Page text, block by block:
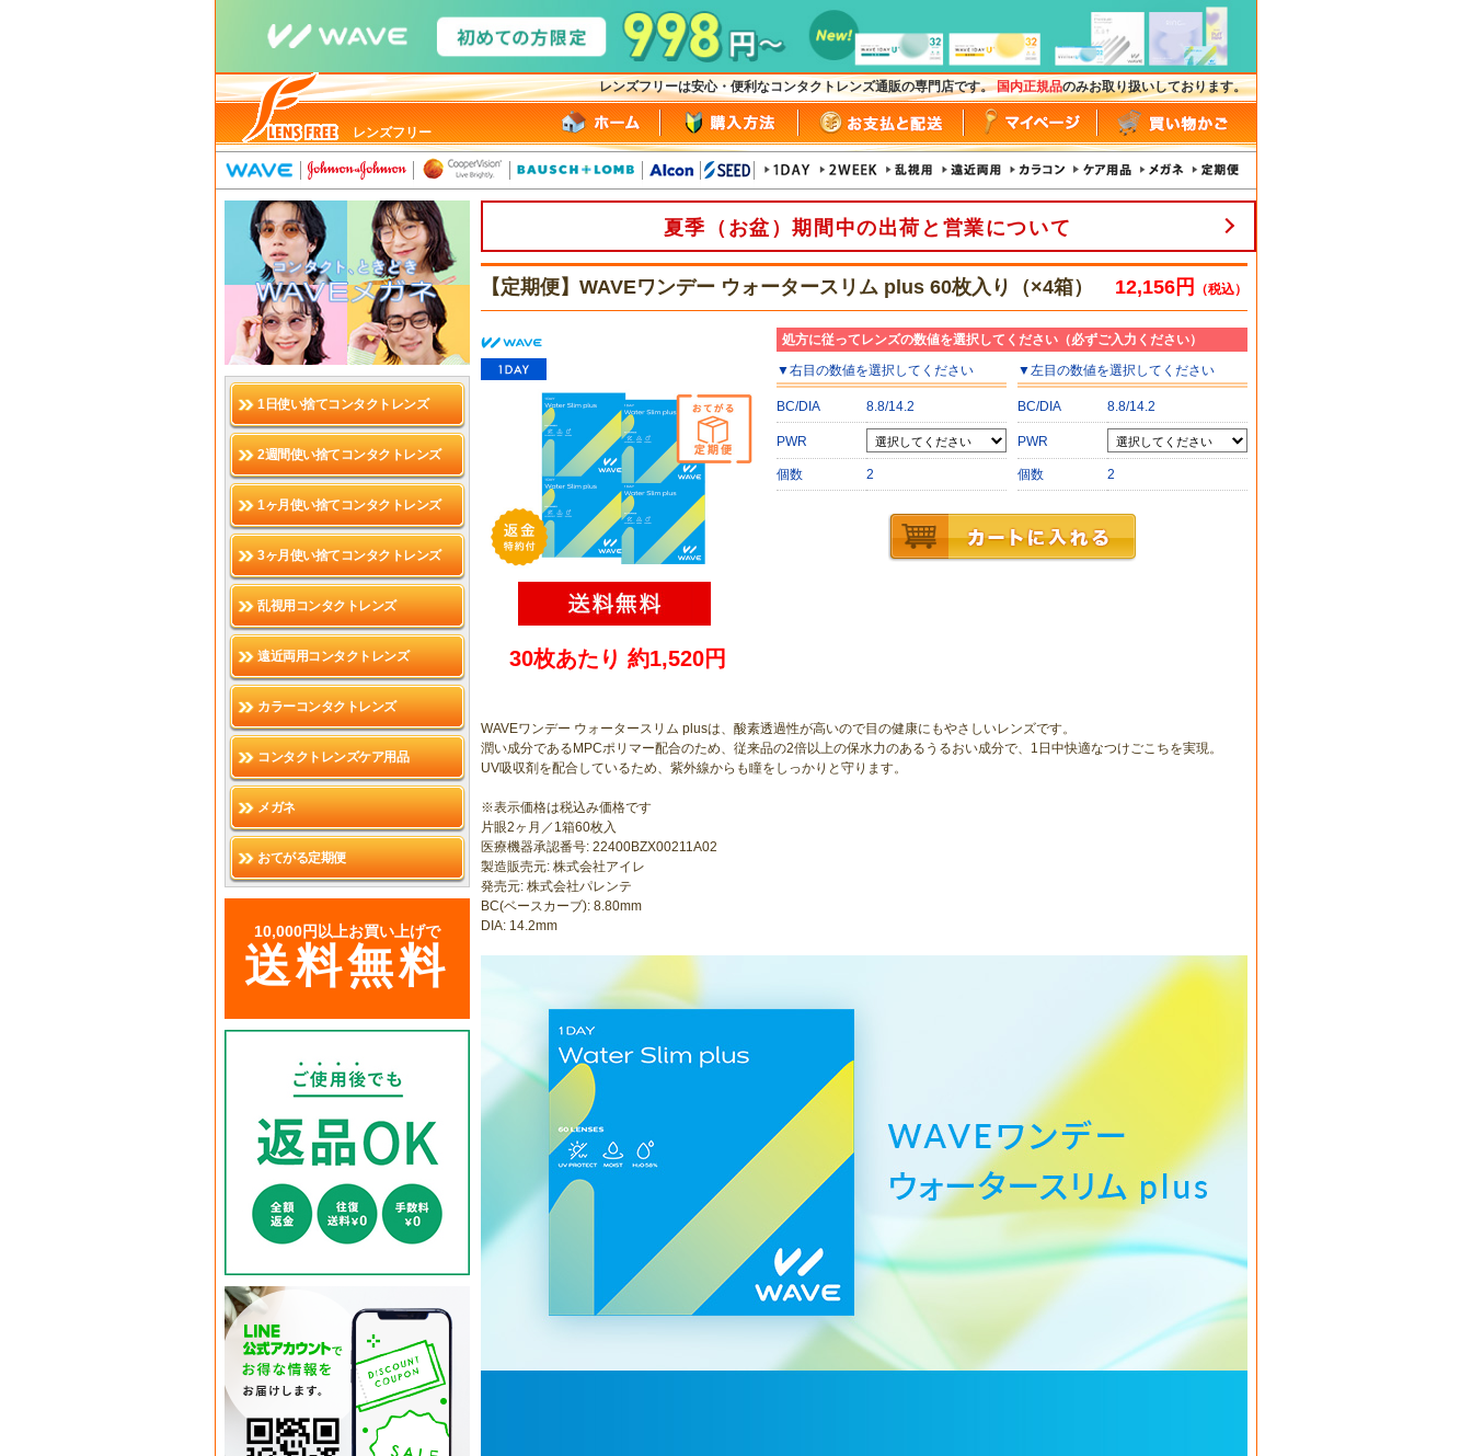
レンズフリーは安心・便利なコンタクトレンズ通販の専門店です。国内正規品のみお取り扱いしております。
レンズフリー
1日使い捨てコンタクトレンズ
2週間使い捨てコンタクトレンズ
1ヶ月使い捨てコンタクトレンズ
3ヶ月使い捨てコンタクトレンズ
乱視用コンタクトレンズ
遠近両用コンタクトレンズ
カラーコンタクトレンズ
コンタクトレンズケア用品
メガネ
おてがる定期便
10,000円以上お買い上げで
送料無料
夏季（お盆）期間中の出荷と営業について
【定期便】WAVEワンデー ウォータースリム plus 60枚入り（×4箱） 12,156円 （税込）
30枚あたり 約1,520円
処方に従ってレンズの数値を選択してください（必ずご入力ください）
▼右目の数値を選択してください
BC/DIA 8.8/14.2
PWR
個数 2
▼左目の数値を選択してください
BC/DIA 8.8/14.2
PWR
個数 2
WAVEワンデー ウォータースリム plusは、酸素透過性が高いので目の健康にもやさしいレンズです。
潤い成分であるMPCポリマー配合のため、従来品の2倍以上の保水力のあるうるおい成分で、1日中快適なつけごこちを実現。
UV吸収剤を配合しているため、紫外線からも瞳をしっかりと守ります。
※表示価格は税込み価格です
片眼2ヶ月／1箱60枚入
医療機器承認番号: 22400BZX00211A02
製造販売元: 株式会社アイレ
発売元: 株式会社パレンテ
BC(ベースカーブ): 8.80mm
DIA: 14.2mm